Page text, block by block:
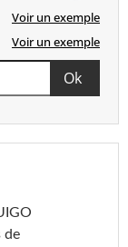
Voir un exemple
Voir un exemple
de